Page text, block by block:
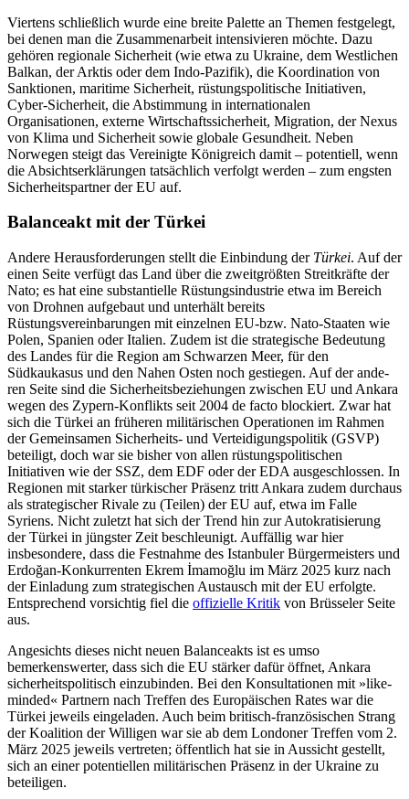
Viertens schließlich wurde eine breite Palette an Themen festgelegt,
bei denen man die Zusammenarbeit intensivieren möchte. Dazu
gehören regionale Sicherheit (wie etwa zu Ukraine, dem Westlichen
Balkan, der Arktis oder dem Indo-Pazifik), die Koordination von
Sanktionen, maritime Sicherheit, rüstungspolitische Initiativen,
Cyber-Sicherheit, die Abstimmung in inter­nationalen
Organisationen, externe Wirt­schaftssicherheit, Migration, der Nexus
von Klima und Sicherheit sowie globale Gesund­heit. Neben
Norwegen steigt das Vereinigte Königreich damit – potentiell, wenn
die Absichtserklärungen tatsächlich verfolgt werden – zum engsten
Sicherheitspartner der EU auf.
Balanceakt mit der Türkei
Andere Herausforderungen stellt die Ein­bindung der Türkei. Auf der
einen Seite ver­fügt das Land über die zweitgrößten Streit­kräfte der
Nato; es hat eine substantielle Rüstungsindustrie etwa im Bereich
von Drohnen aufgebaut und unterhält bereits
Rüstungsvereinbarungen mit einzelnen EU-bzw. Nato-Staaten wie
Polen, Spanien oder Italien. Zudem ist die strategische Bedeutung
des Landes für die Region am Schwar­zen Meer, für den
Südkaukasus und den Nahen Osten noch gestiegen. Auf der ande­
ren Seite sind die Sicherheitsbeziehungen zwischen EU und Ankara
wegen des Zypern-Konflikts seit 2004 de facto blockiert. Zwar hat
sich die Türkei an früheren militärischen Operationen im Rahmen
der Gemein­samen Sicherheits- und Verteidigungs­politik (GSVP)
beteiligt, doch war sie bisher von allen rüstungspolitischen
Initiativen wie der SSZ, dem EDF oder der EDA ausge­schlossen. In
Regionen mit starker türki­scher Präsenz tritt Ankara zudem durchaus
als strategischer Rivale zu (Teilen) der EU auf, etwa im Falle
Syriens. Nicht zuletzt hat sich der Trend hin zur Autokratisierung
der Türkei in jüngster Zeit beschleunigt. Auffäl­lig war hier
insbesondere, dass die Festnah­me des Istanbuler Bürgermeisters und
Erdoğan-Konkurrenten Ekrem İmamoğlu im März 2025 kurz nach
der Einladung zum strategischen Austausch mit der EU erfolgte.
Entsprechend vorsichtig fiel die offizielle Kritik von Brüsseler Seite
aus.
Angesichts dieses nicht neuen Balanceakts ist es umso
bemerkenswerter, dass sich die EU stärker dafür öffnet, Ankara
sicher­heitspolitisch einzubinden. Bei den Konsul­tationen mit »like-
minded« Partnern nach Treffen des Europäischen Rates war die
Tür­kei jeweils eingeladen. Auch beim britisch-französischen Strang
der Koalition der Wil­ligen war sie ab dem Londoner Treffen vom 2.
März 2025 jeweils vertreten; öffent­lich hat sie in Aussicht gestellt,
sich an einer potentiellen militärischen Präsenz in der Ukraine zu
beteiligen.